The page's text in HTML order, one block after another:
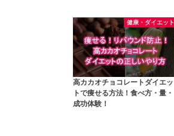
健康・ダイエット
高カカオチョコレートダイエッ
トで痩せる方法！食べ方・量・
成功体験！